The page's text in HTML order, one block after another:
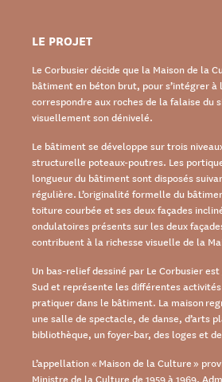
LE PROJET
Le Corbusier décide que la Maison de la
bâtiment en béton brut, pour s’intégrer à
correspondre aux roches de la falaise du
visuellement son dénivelé.
Le bâtiment se développe sur trois
structurelle poteaux-poutres. Les
longueur du bâtiment sont disposés
régulière. L’originalité formelle du
toiture courbée et ses deux façades
ondulatoires présents sur les deux
contribuent à la richesse visuelle de la
Un bas-relief dessiné par Le Corbusier
Sud et représente les différentes activités
pratiquer dans le bâtiment. La maison
une salle de spectacle, de danse, d’arts
bibliothèque, un foyer-bar, des loges et
L’appellation « Maison de la Culture »
Ministre de la Culture de 1959 à 1969.